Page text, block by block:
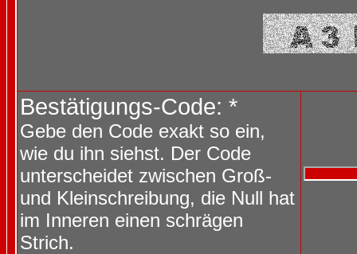
Bestätigungs-Code: *
Gebe den Code exakt so ein,
wie du ihn siehst. Der Code
unterscheidet zwischen Groß-
und Kleinschreibung, die Null hat
im Inneren einen schrägen
Strich.